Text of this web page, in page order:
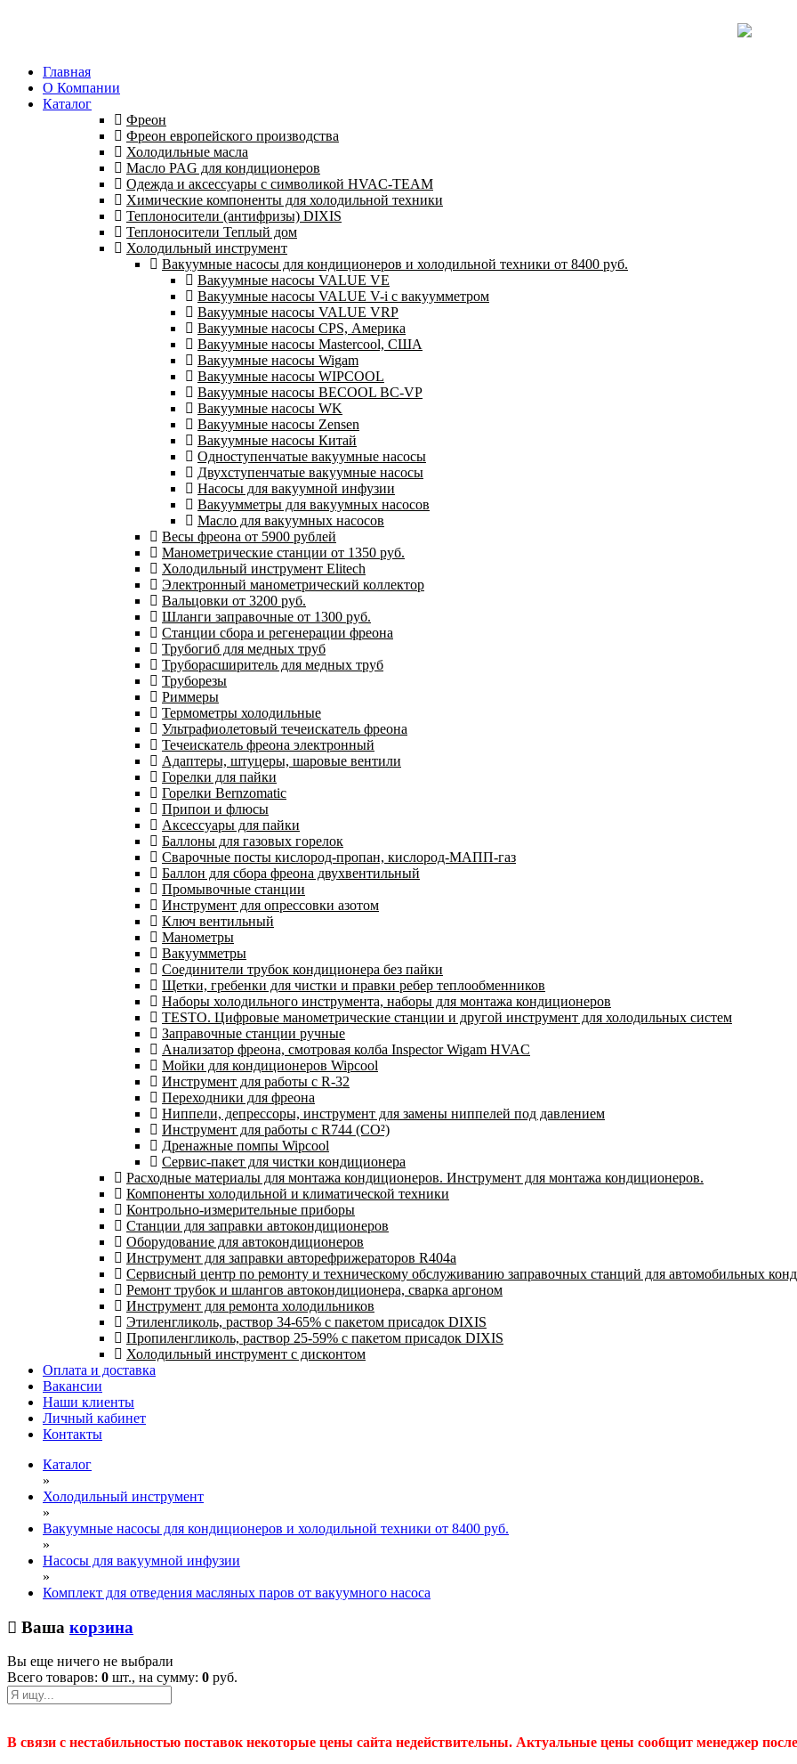
Главная
О Компании
Каталог
Фреон
Фреон европейского производства
Холодильные масла
Масло PAG для кондиционеров
Одежда и аксессуары с символикой HVAC-TEAM
Химические компоненты для холодильной техники
Теплоносители (антифризы) DIXIS
Теплоносители Теплый дом
Холодильный инструмент
Вакуумные насосы для кондиционеров и холодильной техники от 8400 руб.
Вакуумные насосы VALUE VE
Вакуумные насосы VALUE V-i с вакуумметром
Вакуумные насосы VALUE VRP
Вакуумные насосы CPS, Америка
Вакуумные насосы Mastercool, США
Вакуумные насосы Wigam
Вакуумные насосы WIPCOOL
Вакуумные насосы BECOOL BC-VP
Вакуумные насосы WK
Вакуумные насосы Zensen
Вакуумные насосы Китай
Одноступенчатые вакуумные насосы
Двухступенчатые вакуумные насосы
Насосы для вакуумной инфузии
Вакуумметры для вакуумных насосов
Масло для вакуумных насосов
Весы фреона от 5900 рублей
Манометрические станции от 1350 руб.
Холодильный инструмент Elitech
Электронный манометрический коллектор
Вальцовки от 3200 руб.
Шланги заправочные от 1300 руб.
Станции сбора и регенерации фреона
Трубогиб для медных труб
Труборасширитель для медных труб
Труборезы
Риммеры
Термометры холодильные
Ультрафиолетовый течеискатель фреона
Течеискатель фреона электронный
Адаптеры, штуцеры, шаровые вентили
Горелки для пайки
Горелки Bernzomatic
Припои и флюсы
Аксессуары для пайки
Баллоны для газовых горелок
Сварочные посты кислород-пропан, кислород-МАПП-газ
Баллон для сбора фреона двухвентильный
Промывочные станции
Инструмент для опрессовки азотом
Ключ вентильный
Манометры
Вакуумметры
Соединители трубок кондиционера без пайки
Щетки, гребенки для чистки и правки ребер теплообменников
Наборы холодильного инструмента, наборы для монтажа кондиционеров
TESTO. Цифровые манометрические станции и другой инструмент для холодильных систем
Заправочные станции ручные
Анализатор фреона, смотровая колба Inspector Wigam HVAC
Мойки для кондиционеров Wipcool
Инструмент для работы с R-32
Переходники для фреона
Ниппели, депрессоры, инструмент для замены ниппелей под давлением
Инструмент для работы с R744 (CO²)
Дренажные помпы Wipcool
Сервис-пакет для чистки кондиционера
Расходные материалы для монтажа кондиционеров. Инструмент для монтажа кондиционеров.
Компоненты холодильной и климатической техники
Контрольно-измерительные приборы
Станции для заправки автокондиционеров
Оборудование для автокондиционеров
Инструмент для заправки авторефрижераторов R404a
Сервисный центр по ремонту и техническому обслуживанию заправочных станций для автомобильных
Ремонт трубок и шлангов автокондиционера, сварка аргоном
Инструмент для ремонта холодильников
Этиленгликоль, раствор 34-65% с пакетом присадок DIXIS
Пропиленгликоль, раствор 25-59% с пакетом присадок DIXIS
Холодильный инструмент с дисконтом
Оплата и доставка
Вакансии
Наши клиенты
Личный кабинет
Контакты
Каталог
»
Холодильный инструмент
»
Вакуумные насосы для кондиционеров и холодильной техники от 8400 руб.
»
Насосы для вакуумной инфузии
»
Комплект для отведения масляных паров от вакуумного насоса
Ваша корзина
Вы еще ничего не выбрали
Всего товаров: 0 шт., на сумму: 0 руб.
В связи с нестабильностью поставок некоторые цены сайта недействительны. Актуальные цены сообщит менеджер